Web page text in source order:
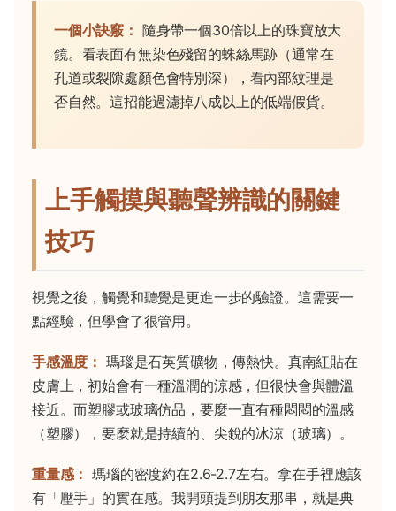
一個小訣竅： 隨身帶一個30倍以上的珠寶放大
鏡。看表面有無染色殘留的蛛絲馬跡（通常在
孔道或裂隙處顏色會特別深），看內部紋理是
否自然。這招能過濾掉八成以上的低端假貨。
上手觸摸與聽聲辨識的關鍵
技巧
視覺之後，觸覺和聽覺是更進一步的驗證。這需要一
點經驗，但學會了很管用。
手感溫度： 瑪瑙是石英質礦物，傳熱快。真南紅貼在
皮膚上，初始會有一種溫潤的涼感，但很快會與體溫
接近。而塑膠或玻璃仿品，要麼一直有種悶悶的溫感
（塑膠），要麼就是持續的、尖銳的冰涼（玻璃）。
重量感： 瑪瑙的密度約在2.6-2.7左右。拿在手裡應該
有「壓手」的實在感。我開頭提到朋友那串，就是典